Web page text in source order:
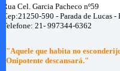
Rua Cel. Garcia Pacheco nº59
Cep:21250-590 - Parada de Lucas -
Telefone: 21- 997344-6362
"Aquele que habita no
Onipotente descansará."